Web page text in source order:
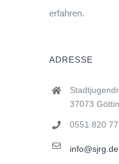
erfahren.
ADRESSE
37073
0551 820
info@sjrg.de